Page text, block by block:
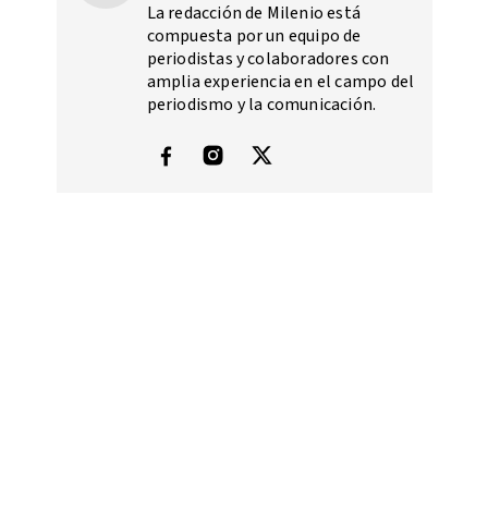
La redacción de Milenio está
compuesta por un equipo de
periodistas y colaboradores con
amplia experiencia en el campo del
periodismo y la comunicación.